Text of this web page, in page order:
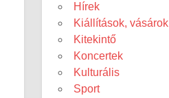
Hírek
Kiállítások, vásárok
Kitekintő
Koncertek
Kulturális
Sport